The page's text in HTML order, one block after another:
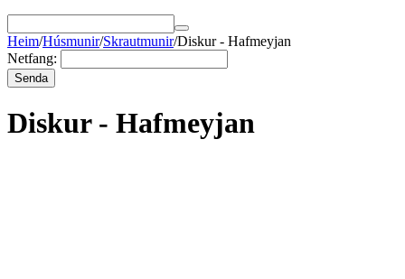
Heim/Húsmunir/Skrautmunir/Diskur - Hafmeyjan
Netfang:
Senda
Diskur - Hafmeyjan